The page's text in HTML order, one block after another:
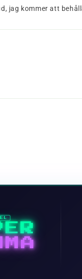
jag kommer att